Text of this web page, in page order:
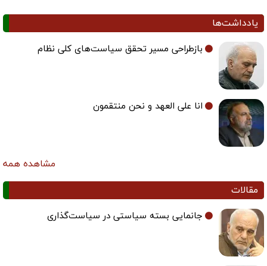
یادداشت‌ها
بازطراحی مسیر تحقق سیاست‌های کلی نظام
انا علی العهد و نحن منتقمون
مشاهده همه
مقالات
جانمایی بسته سیاستی در سیاست‌گذاری